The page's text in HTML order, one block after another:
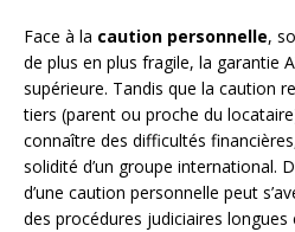
Face à la caution personnelle,
de plus en plus fragile, la garantie
supérieure. Tandis que la caution
tiers (parent ou proche du
connaître des difficultés
solidité d’un groupe international.
d’une caution personnelle peut
des procédures judiciaires